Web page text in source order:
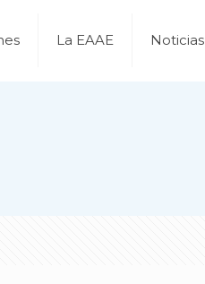
La EAAE Noticias